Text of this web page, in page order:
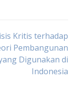
Kritis terhadap
Pembangunan
Digunakan di
Indonesia